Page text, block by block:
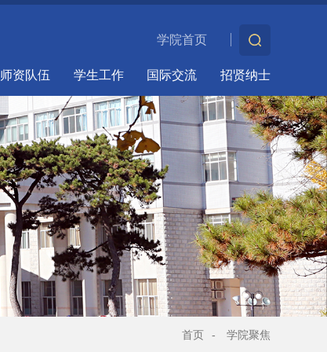
学院首页
师资队伍 学生工作 国际交流 招贤纳士
首页 - 学院聚焦